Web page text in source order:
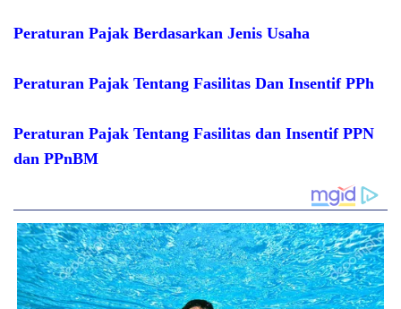
Peraturan Pajak Berdasarkan Jenis Usaha
Peraturan Pajak Tentang Fasilitas Dan Insentif PPh
Peraturan Pajak Tentang Fasilitas dan Insentif PPN
dan PPnBM